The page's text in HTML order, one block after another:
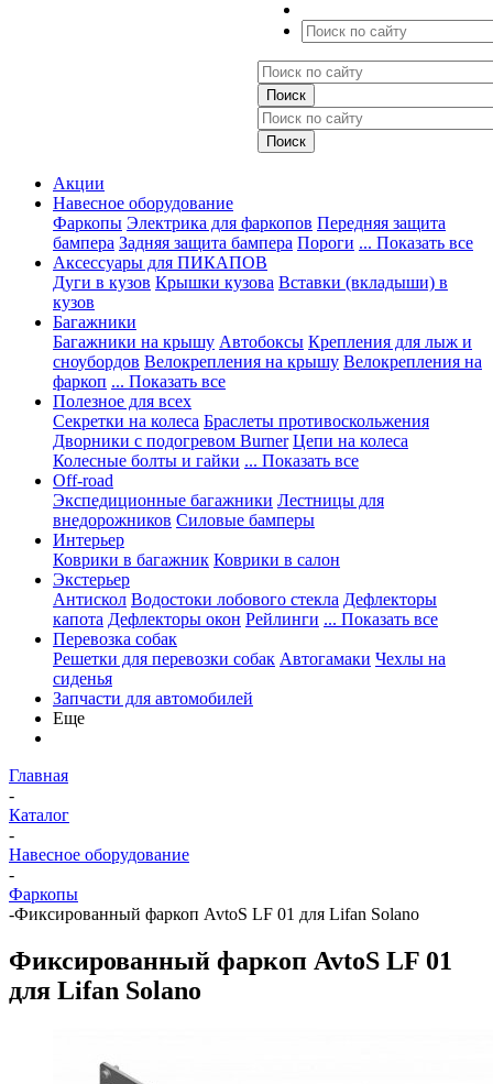
Акции
Навесное оборудование
Фаркопы Электрика для фаркопов Передняя защита
бампера Задняя защита бампера Пороги ... Показать все
Аксессуары для ПИКАПОВ
Дуги в кузов Крышки кузова Вставки (вкладыши) в
кузов
Багажники
Багажники на крышу Автобоксы Крепления для лыж и
сноубордов Велокрепления на крышу Велокрепления на
фаркоп ... Показать все
Полезное для всех
Секретки на колеса Браслеты противоскольжения
Дворники с подогревом Burner Цепи на колеса
Колесные болты и гайки ... Показать все
Off-road
Экспедиционные багажники Лестницы для
внедорожников Силовые бамперы
Интерьер
Коврики в багажник Коврики в салон
Экстерьер
Антискол Водостоки лобового стекла Дефлекторы
капота Дефлекторы окон Рейлинги ... Показать все
Перевозка собак
Решетки для перевозки собак Автогамаки Чехлы на
сиденья
Запчасти для автомобилей
Еще
Главная
-
Каталог
-
Навесное оборудование
-
Фаркопы
-Фиксированный фаркоп AvtoS LF 01 для Lifan Solano
Фиксированный фаркоп AvtoS LF 01
для Lifan Solano